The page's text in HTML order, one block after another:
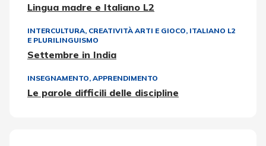
Lingua madre e Italiano L2
INTERCULTURA, CREATIVITÀ ARTI E GIOCO, ITALIANO L2
E PLURILINGUISMO
Settembre in India
INSEGNAMENTO, APPRENDIMENTO
Le parole difficili delle discipline